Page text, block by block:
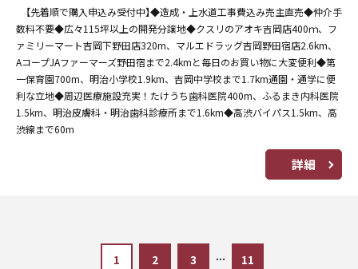
【先着順で購入申込み受付中】◆造成・上水道工事費込み売主直売◆仲介手
数料不要◆広々115坪以上の開発分譲地◆クスリのアオキ吉岡店400ｍ、フ
ァミリーマート吉岡下野田店320m、マルエドラッグ吉岡野田宿店2.6km、
AコープJAファーマーズ野田宿まで2.4kmと毎日のお買い物に大変便利◆第
一保育園700m、明治小学校1.9km、吉岡中学校まで1.7km通園・通学に便
利な立地◆周辺医療施設充実！たけうち歯科医院400m、ふるまき内科医院
1.5km、明治皮膚科・明治歯科診療所まで1.6km◆高渋バイパス1.5km、高
渋線まで60m
詳細
1 2 3 ... 11